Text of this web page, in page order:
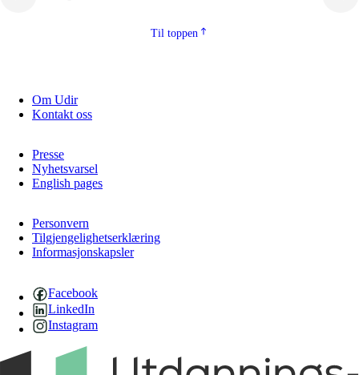
Til toppen
Om Udir
Kontakt oss
Presse
Nyhetsvarsel
English pages
Personvern
Tilgjengelighetserklæring
Informasjonskapsler
Facebook
LinkedIn
Instagram